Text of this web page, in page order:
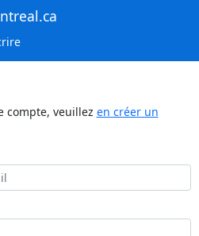
compte, veuillez en créer un